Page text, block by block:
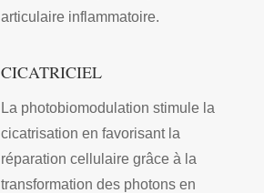
articulaire inflammatoire.
CICATRICIEL
La photobiomodulation stimule la
cicatrisation en favorisant la
réparation cellulaire grâce à la
transformation des photons en